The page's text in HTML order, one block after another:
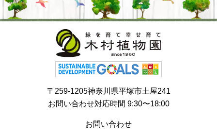
〒259-1205神奈川県平塚市土屋241
お問い合わせ対応時間 9:30〜18:00
お問い合わせ